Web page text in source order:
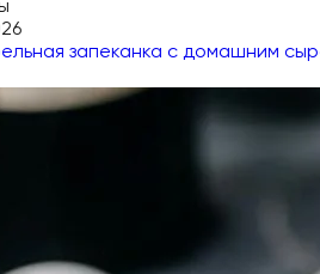
запеканка с домашним